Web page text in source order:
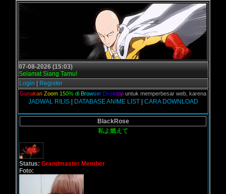
07-08-2026 (15:03)
Selamat Siang Tamu!
Login
Register
nakan Zoom 150 % di B ro wser Desktopuntuk memperbesar web, karena aslinya
JADWAL RILIS| DATABASE ANIME LIST| CARA DOWNLOAD
BlackRose
私よ燃えて
Status: Grandmaster Member
Foto: